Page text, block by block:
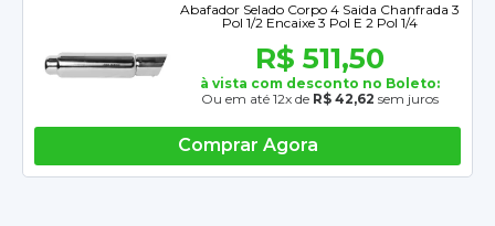
Abafador Selado Corpo 4 Saida Chanfrada 3
Pol 1/2 Encaixe 3 Pol E 2 Pol 1/4
R$ 511,50
à vista com desconto no Boleto:
Ou em até 12x de R$ 42,62 sem juros
Comprar Agora